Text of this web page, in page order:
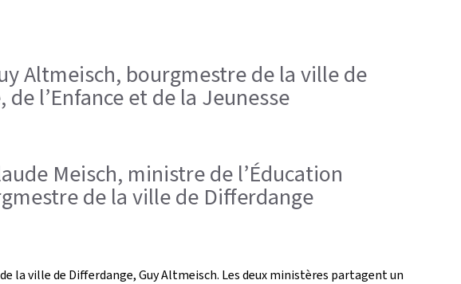
Altmeisch, bourgmestre de la ville de
l’Enfance et de la Jeunesse
Meisch, ministre de l’Éducation
de la ville de Differdange
la ville de Differdange, Guy Altmeisch. Les deux ministères partagent un